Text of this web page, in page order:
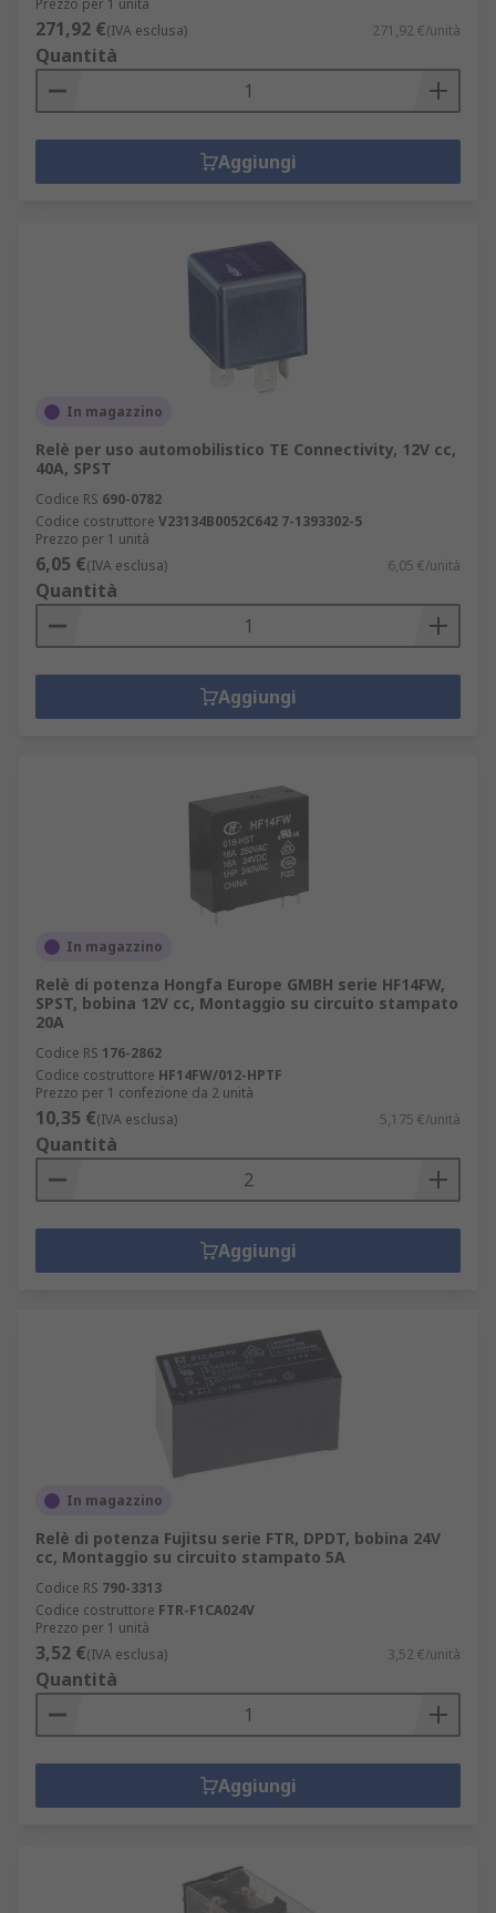
Prezzo per 1 unità
271,92 €(IVA esclusa) 271,92 €/unità
Quantità
Aggiungi
In magazzino
Relè per uso automobilistico TE Connectivity, 12V cc,
40A, SPST
Codice RS 690-0782
Codice costruttore V23134B0052C642 7-1393302-5
Prezzo per 1 unità
6,05 €(IVA esclusa) 6,05 €/unità
Quantità
Aggiungi
In magazzino
Relè di potenza Hongfa Europe GMBH serie HF14FW,
SPST, bobina 12V cc, Montaggio su circuito stampato
20A
Codice RS 176-2862
Codice costruttore HF14FW/012-HPTF
Prezzo per 1 confezione da 2 unità
10,35 €(IVA esclusa) 5,175 €/unità
Quantità
Aggiungi
In magazzino
Relè di potenza Fujitsu serie FTR, DPDT, bobina 24V
cc, Montaggio su circuito stampato 5A
Codice RS 790-3313
Codice costruttore FTR-F1CA024V
Prezzo per 1 unità
3,52 €(IVA esclusa) 3,52 €/unità
Quantità
Aggiungi